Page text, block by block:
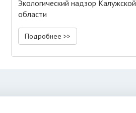
Экологический надзор Калужской
области
Подробнее >>